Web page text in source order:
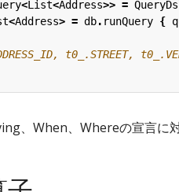
<List<Address>> =
<Address> = db. runQuery {
、When、Whereの宣言に